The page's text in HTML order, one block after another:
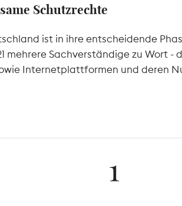
Schutzrechte
ist in ihre entscheidende
mehrere Sachverständige zu Wort
Internetplattformen und deren
1